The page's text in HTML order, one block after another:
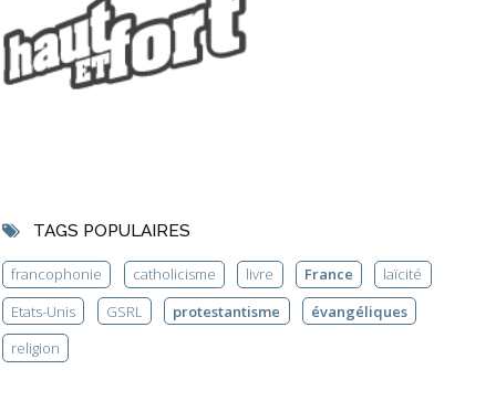
TAGS POPULAIRES
francophonie catholicisme livre France
laïcité
Etats-Unis
GSRL protestantisme
évangéliques
religion